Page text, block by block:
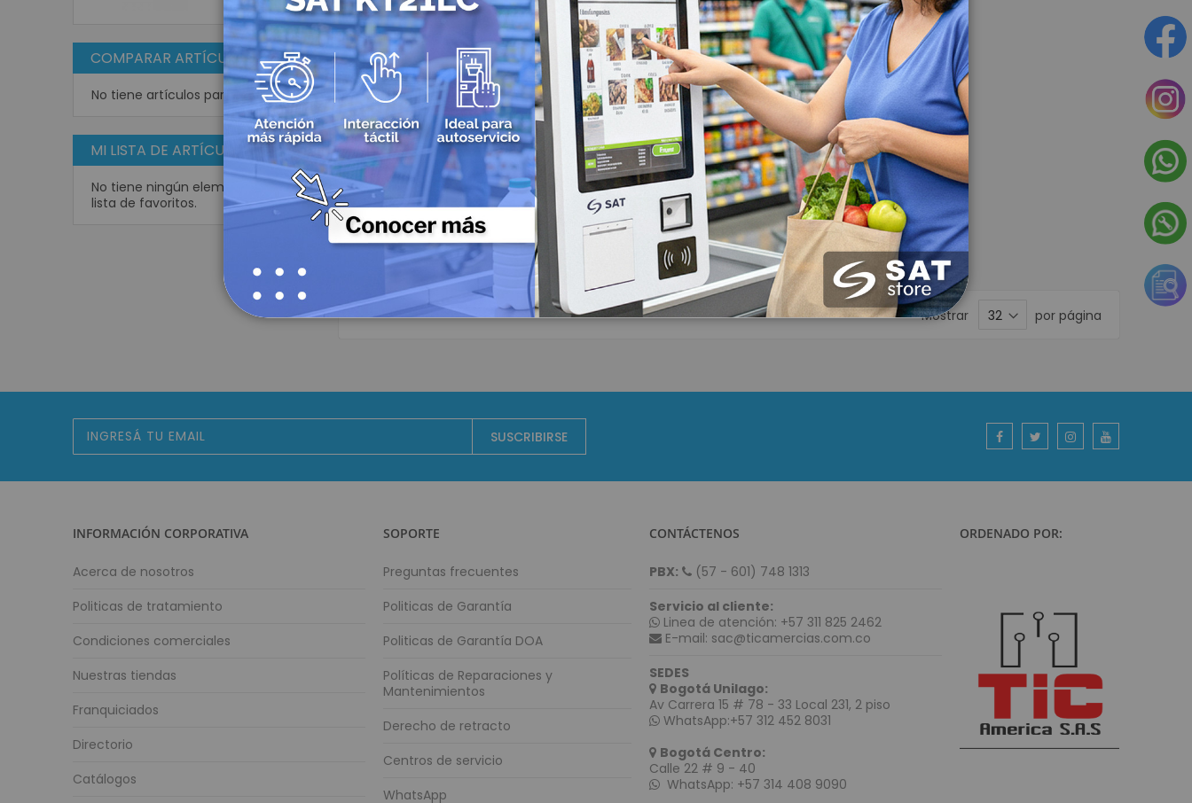
Reguladores
Baterías
Consumibles
Tarjetas PVC para Carnetización
Etiquetas Adhesivas
Etiquetas Textiles
Rollos de papel
Ribbons o Cintas
Brazaletes de Identificación
Kits de Limpieza
Soluciones Móviles
Terminales Móviles
Impresoras Portátiles
Punto de Venta POS
Pole Display o Visualizador de precios
Periféricos POS
Digitalizador de Firmas
Lectores de Banda Magnética
Impresoras para Punto de Venta POS
Impresoras para Kioscos y Mecanismos
Impresoras Térmicas
Contadora Discriminadora y Detectora de Billetes
Detectores de Billetes
Equipos para punto de venta (POS)
Sku: 15994
Router Ruijie RG-
EW3000GX WiFi 6 AX3000
$138.306,00
Sku: 15993
Router Ruijie/Reyee RG-
EW300N, Wifi 2.4,
300mps, 1 Puerto Wan, 3
Puertos Lan 10/100, 2
Antenas
$269.158.093,68
Mostrar por página
COMPARAR ARTÍCULOS
No tiene artículos para comparar.
MI LISTA DE ARTÍCULOS
No tiene ningún elemento en su
lista de favoritos.
Suscríbase
boletín
SUSCRIBIRSE
INFORMACIÓN CORPORATIVA
Acerca de nosotros
Politicas de tratamiento
Condiciones comerciales
Nuestras tiendas
Franquiciados
Directorio
Catálogos
SOPORTE
Preguntas frecuentes
Politicas de Garantía
Politicas de Garantía DOA
Políticas de Reparaciones y
Mantenimientos
Derecho de retracto
Centros de servicio
WhatsApp
CONTÁCTENOS
PBX:
(57 - 601) 748 1313
Servicio al cliente:
Linea de atención: +57 311 825 2462
E-mail: sac@ticamercias.com.co
SEDES
Bogotá Unilago:
Av Carrera 15 # 78 - 33 Local 231, 2 piso
WhatsApp:+57 312 452 8031
Bogotá Centro:
Calle 22 # 9 - 40
WhatsApp: +57 314 408 9090
ORDENADO POR: